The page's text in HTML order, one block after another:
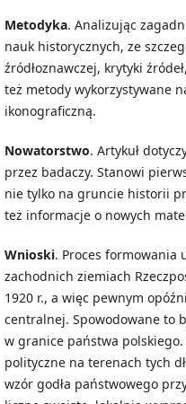
Metodyka. Analizując
nauk historycznych, ze
źródłoznawczej, krytyki
też metody wykorzystywane
ikonograficzną.
Nowatorstwo. Artykuł
przez badaczy. Stanowi
nie tylko na gruncie historii
też informacje o nowych
Wnioski. Proces formowania
zachodnich ziemiach
1920 r., a więc pewnym
centralnej. Spowodowane to
w granice państwa
polityczne na terenach tych
wzór godła państwowego